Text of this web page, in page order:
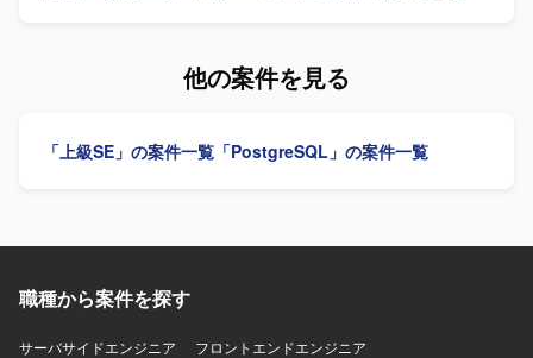
とコミュニケーションをとりながら、円滑に業務を遂行し
ションをとりながら、主体的に業務を進めていただける方
向けの大規模なSAPシステム保守に携わることで、FI/CO
とができます。長期的な参画を想定しているため、製造業
発環境】 SAPを中心とした基幹システム環境における保守
他の案件を見る
「上級SE」の案件一覧 「PostgreSQL」の案件一覧
職種から案件を探す
サーバサイドエンジニア
フロントエンドエンジニア